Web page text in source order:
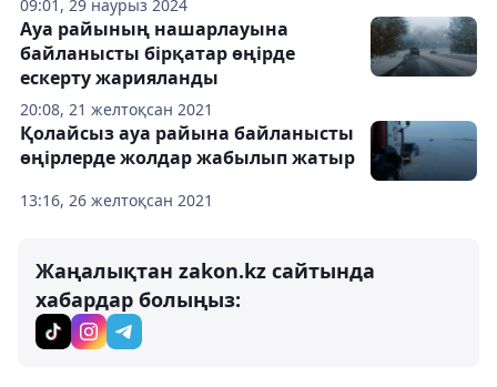
09:01, 29 наурыз 2024
20:08, 21 желтоқсан 2021
Ауа райының нашарлауына
байланысты бірқатар өңірде
ескерту жарияланды
13:16, 26 желтоқсан 2021
Қолайсыз ауа райына байланысты
өңірлерде жолдар жабылып жатыр
Жаңалықтан zakon.kz сайтында
хабардар болыңыз: